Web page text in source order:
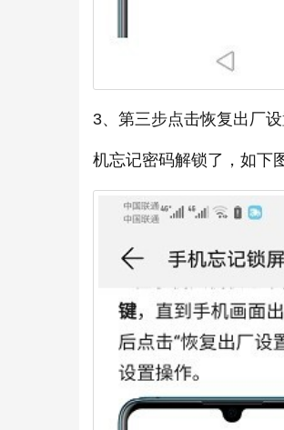
3、第三步点击恢复出厂
机忘记密码解锁了，如下